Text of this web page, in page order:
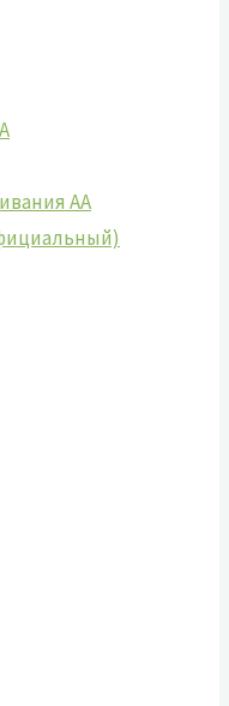
АА